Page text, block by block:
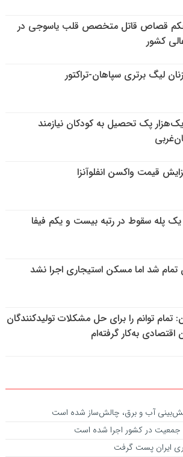
قصاص قاتل متخصص قلب یاسوجی در
کشور
لیگ‌ برتری سپاهان-تراکتور
پک تحصیل به کودکان نیازمند
قیمت واکسن انفلوآنزا
یک پله سقوط در رتبه بیست و یکم فیفا
تمام شد اما مسکن استیجاری اجرا نشد
تمام توانم را برای حل مشکلات تولیدکنندگان
اقتصادی به‌کار گرفته‌ام
آب و برق، چالش‌ساز شده است
ایران پست گرفت